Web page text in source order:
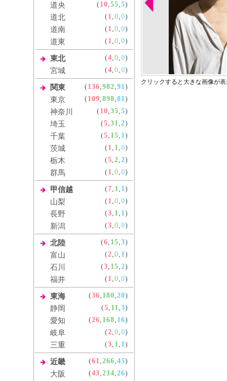
道央 ( 10,55,5)
道北 ( 1,0,0)
道南 ( 1,0,0)
道東 ( 1,0,0)
東北 (4,0,0)
宮城 (4,0,0)
関東 ( 136,982,91)
東京 ( 109,898,81)
神奈川 ( 10,35,5)
埼玉 (5,31,2)
千葉 (5, 15, 1)
茨城 ( 1, 1,0)
栃木 (5,2,2)
群馬 ( 1,0,0)
甲信越 (7, 1, 1)
山梨 ( 1,0,0)
長野 (3, 1, 1)
新潟 (3,0,0)
北陸 (6, 15,3)
富山 (2,0, 1)
石川 (3, 15,2)
福井 ( 1,0,0)
東海 (36, 180,20)
静岡 (5, 11,3)
愛知 (26, 168, 16)
岐阜 (2,0,0)
三重 (3, 1, 1)
近畿 (61,266,45)
大阪 (43,214,26)
クリックすると大きな画像が